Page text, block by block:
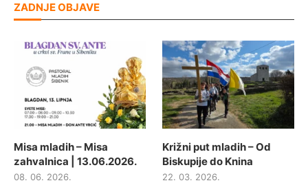
ZADNJE OBJAVE
Misa mladih – Misa
zahvalnica | 13.06.2026.
08. 06. 2026.
Križni put mladih – Od
Biskupije do Knina
22. 03. 2026.